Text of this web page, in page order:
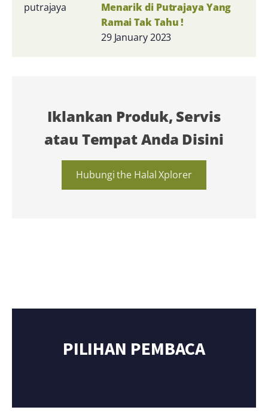
Menarik di Putrajaya Yang
Ramai Tak Tahu !
29 January 2023
Iklankan Produk, Servis
atau Tempat Anda Disini
Hubungi the Halal Xplorer
PILIHAN PEMBACA